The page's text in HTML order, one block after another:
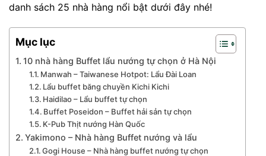
danh sách 25 nhà hàng nổi bật dưới đây nhé!
Mục lục
10 nhà hàng Buffet lẩu nướng tự chọn ở Hà Nội
Manwah – Taiwanese Hotpot: Lẩu Đài Loan
Lẩu buffet băng chuyền Kichi Kichi
Haidilao – Lẩu buffet tự chọn
Buffet Poseidon – Buffet hải sản tự chọn​
K-Pub Thịt nướng Hàn Quốc
Yakimono – Nhà hàng Buffet nướng và lẩu
Gogi House – Nhà hàng buffet nướng tự chọn